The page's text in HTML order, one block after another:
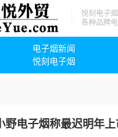
悦刻电子烟
各种品牌
电子烟新闻
悦刻电子烟
野电子烟称最迟明年上